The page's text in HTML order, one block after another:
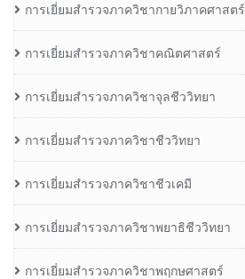
การเยี่ยมสำรวจภาควิชากายวิภาคศาสตร์
การเยี่ยมสำรวจภาควิชาคณิตศาสตร์
การเยี่ยมสำรวจภาควิชาจุลชีววิทยา
การเยี่ยมสำรวจภาควิชาชีววิทยา
การเยี่ยมสำรวจภาควิชาชีวเคมี
การเยี่ยมสำรวจภาควิชาพยาธิชีววิทยา
การเยี่ยมสำรวจภาควิชาพฤกษศาสตร์